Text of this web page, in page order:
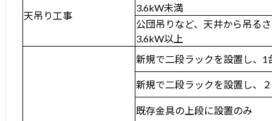
天吊り工事
3.6kW未満
公団吊りなど、天井から吊る
3.6kW以上
新規で二段ラックを設置し、1
新規で二段ラックを設置し、
既存金具の上段に設置のみ